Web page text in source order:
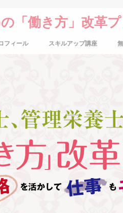
「働き方」改革
フィール スキルアップ講座